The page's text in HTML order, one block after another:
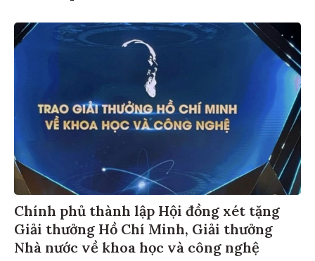
Chính phủ thành lập Hội đồng xét tặng
Giải thưởng Hồ Chí Minh, Giải thưởng
Nhà nước về khoa học và công nghệ